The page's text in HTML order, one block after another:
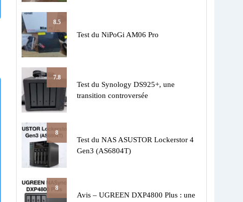
8.5
Test du NiPoGi AM06 Pro
7.8
Test du Synology DS925+, une
transition controversée
8
Test du NAS ASUSTOR Lockerstor 4
Gen3 (AS6804T)
8
Avis – UGREEN DXP4800 Plus : une